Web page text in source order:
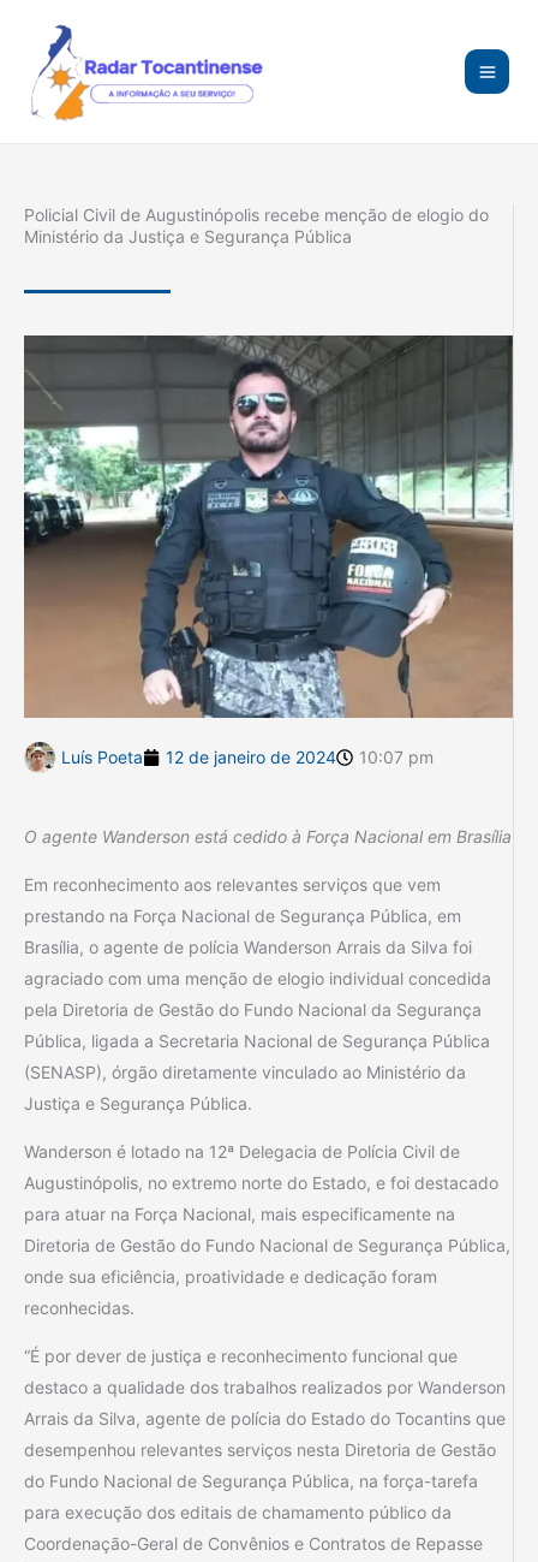
conteúdo
Policial Civil de Augustinópolis recebe menção de elogio do
Ministério da Justiça e Segurança Pública
Luís Poeta 12 de janeiro de 2024 10:07 pm
O agente Wanderson está cedido à Força Nacional em Brasília
Em reconhecimento aos relevantes serviços que vem
prestando na Força Nacional de Segurança Pública, em
Brasília, o agente de polícia Wanderson Arrais da Silva foi
agraciado com uma menção de elogio individual concedida
pela Diretoria de Gestão do Fundo Nacional da Segurança
Pública, ligada a Secretaria Nacional de Segurança Pública
(SENASP), órgão diretamente vinculado ao Ministério da
Justiça e Segurança Pública.
Wanderson é lotado na 12ª Delegacia de Polícia Civil de
Augustinópolis, no extremo norte do Estado, e foi destacado
para atuar na Força Nacional, mais especificamente na
Diretoria de Gestão do Fundo Nacional de Segurança Pública,
onde sua eficiência, proatividade e dedicação foram
reconhecidas.
“É por dever de justiça e reconhecimento funcional que
destaco a qualidade dos trabalhos realizados por Wanderson
Arrais da Silva, agente de polícia do Estado do Tocantins que
desempenhou relevantes serviços nesta Diretoria de Gestão
do Fundo Nacional de Segurança Pública, na força-tarefa
para execução dos editais de chamamento público da
Coordenação-Geral de Convênios e Contratos de Repasse